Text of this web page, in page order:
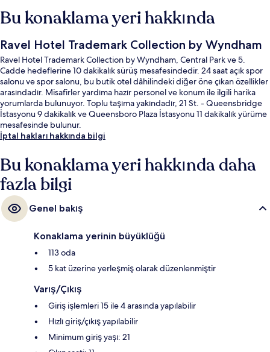
Bu konaklama yeri hakkında
Ravel Hotel Trademark Collection by Wyndham
Ravel Hotel Trademark Collection by Wyndham, Central Park ve 5.
Cadde hedeflerine 10 dakikalık sürüş mesafesindedir. 24 saat açık spor
salonu ve spor salonu, bu butik otel dâhilindeki diğer öne çıkan özellikler
arasındadır. Misafirler yardıma hazır personel ve konum ile ilgili harika
yorumlarda bulunuyor. Toplu taşıma yakındadır, 21 St. - Queensbridge
İstasyonu 9 dakikalık ve Queensboro Plaza İstasyonu 11 dakikalık yürüme
mesafesinde bulunur.
İptal hakları hakkında bilgi
Bu konaklama yeri hakkında daha
fazla bilgi
Genel bakış
Konaklama yerinin büyüklüğü
113 oda
5 kat üzerine yerleşmiş olarak düzenlenmiştir
Varış/Çıkış
Giriş işlemleri 15 ile 4 arasında yapılabilir
Hızlı giriş/çıkış yapılabilir
Minimum giriş yaşı: 21